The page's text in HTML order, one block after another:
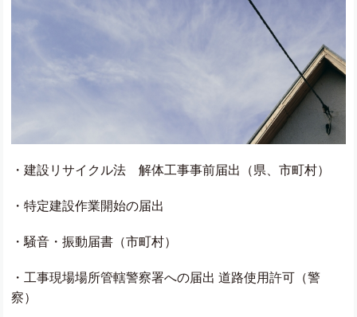
・建設リサイクル法 解体工事事前届出（県、市町村）
・特定建設作業開始の届出
・騒音・振動届書（市町村）
・工事現場場所管轄警察署への届出 道路使用許可（警
察）